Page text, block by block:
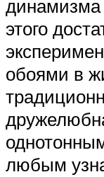
динамизма
этого
обоями в
любым